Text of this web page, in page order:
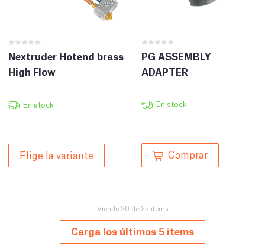
Nextruder Hotend brass
High Flow
En stock
Elige la variante
PG ASSEMBLY
ADAPTER
En stock
Comprar
Viendo 20 de 25 items
Carga los últimos 5 items